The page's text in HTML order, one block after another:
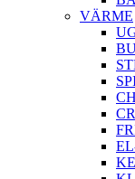
VÄRME